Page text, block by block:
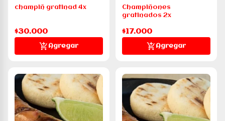
champiñ gratinad 4x
$30.000
Agregar
Champiñones
gratinados 2x
$17.000
Agregar